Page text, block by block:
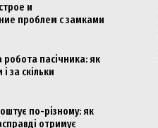
и
проблем с замками
пасічника: як
за скільки
по-різному: як
отримує